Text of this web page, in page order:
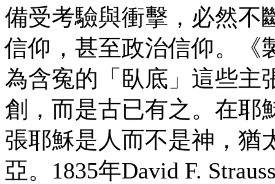
備受考驗與衝擊，必然
信仰，甚至政治信仰。《
為含寃的「臥底」這些主
創，而是古已有之。在耶
張耶穌是人而不是神，猶
亞。1835年David F.